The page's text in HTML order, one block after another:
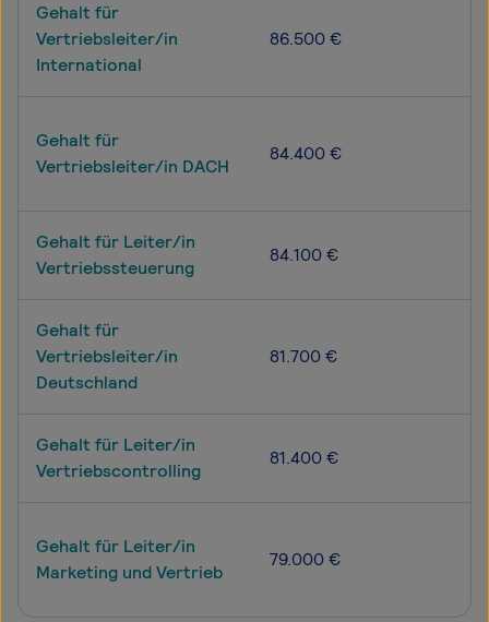
Gehalt für
Vertriebsleiter/in
International
86.500 €
Gehalt für
Vertriebsleiter/in DACH
84.400 €
Gehalt für Leiter/in
Vertriebssteuerung
84.100 €
Gehalt für
Vertriebsleiter/in
Deutschland
81.700 €
Gehalt für Leiter/in
Vertriebscontrolling
81.400 €
Gehalt für Leiter/in
Marketing und Vertrieb
79.000 €